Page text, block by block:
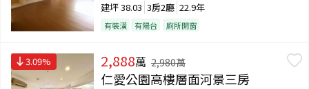
建坪38.03 3房2廳 22.9年
有裝潢 有陽台 廁所開窗
3.09% 2,888萬 2,980萬
仁愛公園高樓層面河景三房